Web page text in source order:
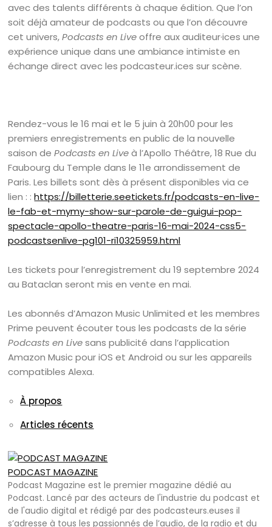
avec des talents différents à chaque édition. Que l’on
soit déjà amateur de podcasts ou que l’on découvre
cet univers,Podcasts en Liveoffre aux auditeur·ices une
expérience unique dans une ambiance intimiste en
échange direct avec les podcasteur.ices sur scène.
Rendez-vous le 16 mai et le 5 juin à 20h00 pour les
premiers enregistrements en public de la nouvelle
saison dePodcasts en Liveà l’Apollo Théâtre, 18 Rue du
Faubourg du Temple dans le 11e arrondissement de
Paris. Les billets sont dès à présent disponibles via ce
lien : :https://billetterie.seetickets.fr/podcasts-en-live-
le-fab-et-mymy-show-sur-parole-de-guigui-pop-
spectacle-apollo-theatre-paris-16-mai-2024-css5-
podcastsenlive-pg101-ri10325959.html
Les tickets pour l’enregistrement du 19 septembre 2024
au Bataclan seront mis en vente en mai.
Les abonnés d’Amazon Music Unlimited et les membres
Prime peuvent écouter tous les podcasts de la série
Podcasts en Livesans publicité dans l’application
Amazon Music pour iOS et Android ou sur les appareils
compatibles Alexa.
À propos
Articles récents
PODCAST MAGAZINE
Podcast Magazine est le premier magazine dédié au
Podcast. Lancé par des acteurs de l'industrie du podcast et
de l'audio digital et rédigé par des podcasteurs.euses il
s’adresse à tous les passionnés de l’audio, de la radio et du